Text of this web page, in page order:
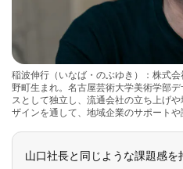
稲波伸行（いなば・のぶゆき）：株式
野町生まれ。名古屋芸術大学美術学部
スとして独立し、流通会社の立ち上げ
ザインを通して、地域企業のサポートや
山口社長と同じような課題感を